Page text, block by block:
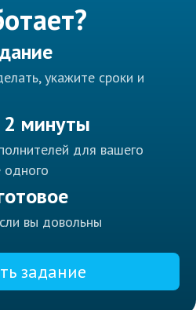
укажите сроки и
минуты
для вашего
одного
вы довольны
задание